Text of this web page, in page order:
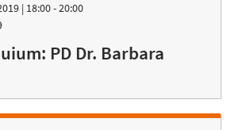
| 18:00 - 20:00
PD Dr. Barbara